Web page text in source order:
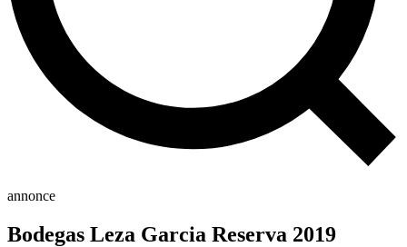
annonce
Bodegas Leza Garcia Reserva 2019